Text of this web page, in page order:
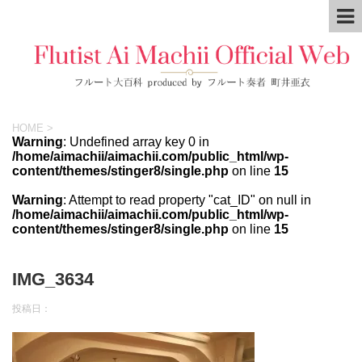
HOME >
Warning: Undefined array key 0 in
/home/aimachii/aimachii.com/public_html/wp-
content/themes/stinger8/single.php on line 15
Warning: Attempt to read property "cat_ID" on null in
/home/aimachii/aimachii.com/public_html/wp-
content/themes/stinger8/single.php on line 15
IMG_3634
投稿日：